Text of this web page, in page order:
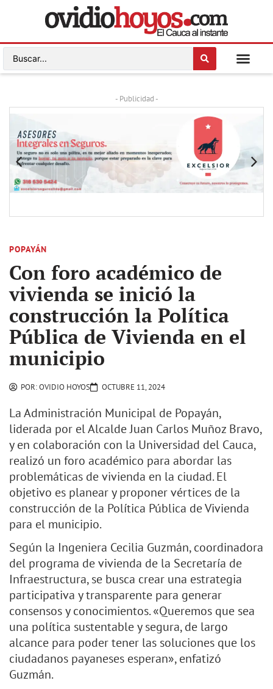
- Publicidad -
POPAYÁN
Con foro académico de
vivienda se inició la
construcción la Política
Pública de Vivienda en el
municipio
POR:OVIDIO HOYOS OCTUBRE 11, 2024
La Administración Municipal de Popayán,
liderada por el Alcalde Juan Carlos Muñoz Bravo,
y en colaboración con la Universidad del Cauca,
realizó un foro académico para abordar las
problemáticas de vivienda en la ciudad. El
objetivo es planear y proponer vértices de la
construcción de la Política Pública de Vivienda
para el municipio.
Según la Ingeniera Cecilia Guzmán, coordinadora
del programa de vivienda de la Secretaría de
Infraestructura, se busca crear una estrategia
participativa y transparente para generar
consensos y conocimientos. «Queremos que sea
una política sustentable y segura, de largo
alcance para poder tener las soluciones que los
ciudadanos payaneses esperan», enfatizó
Guzmán.